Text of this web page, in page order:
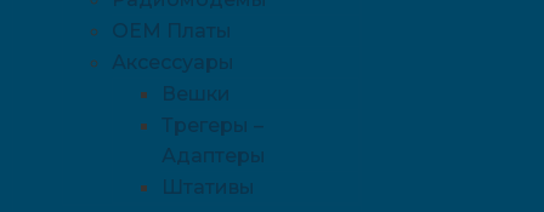
OEM Платы
Аксессуары
Вешки
Трегеры –
Адаптеры
Штативы